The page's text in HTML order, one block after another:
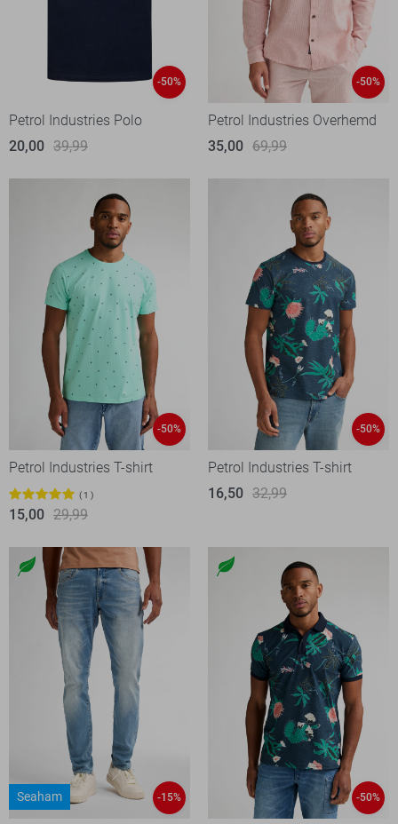
-50%
Petrol Industries Polo
20,00 39,99
-50%
Petrol Industries Overhemd
35,00 69,99
-50%
Petrol Industries T-shirt
1
15,00 29,99
-50%
Petrol Industries T-shirt
16,50 32,99
Seaham -15% -50%